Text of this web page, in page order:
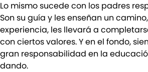
Lo mismo sucede con los padres
Son su guía y les enseñan un
experiencia, les llevará a
con ciertos valores. Y en el fondo,
gran responsabilidad en la
dando.